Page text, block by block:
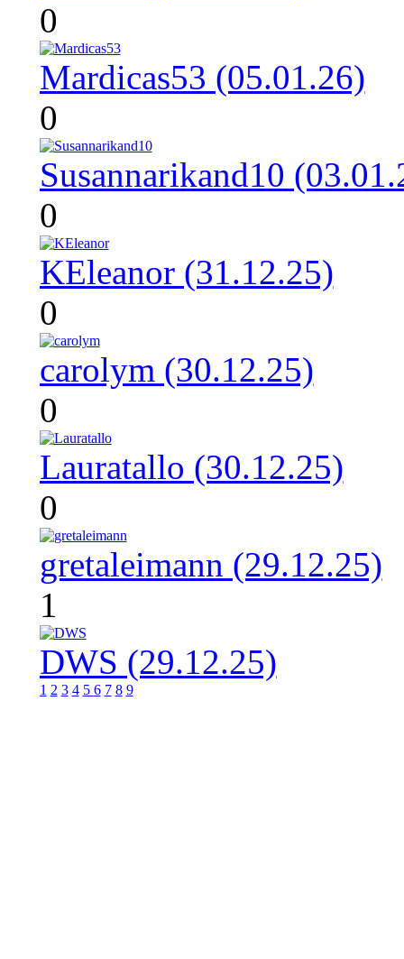
0
Mardicas53 (05.01.26)
0
Susannarikand10
0
KEleanor (31.12.25)
0
carolym (30.12.25)
0
Lauratallo (30.12.25)
0
gretaleimann (29.12.25)
1
DWS (29.12.25)
1 2 3 4 5 6 7 8 9